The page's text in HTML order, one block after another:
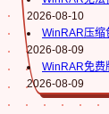
2026-08-10
WinRAR压缩
2026-08-09
WinRAR免费
2026-08-09